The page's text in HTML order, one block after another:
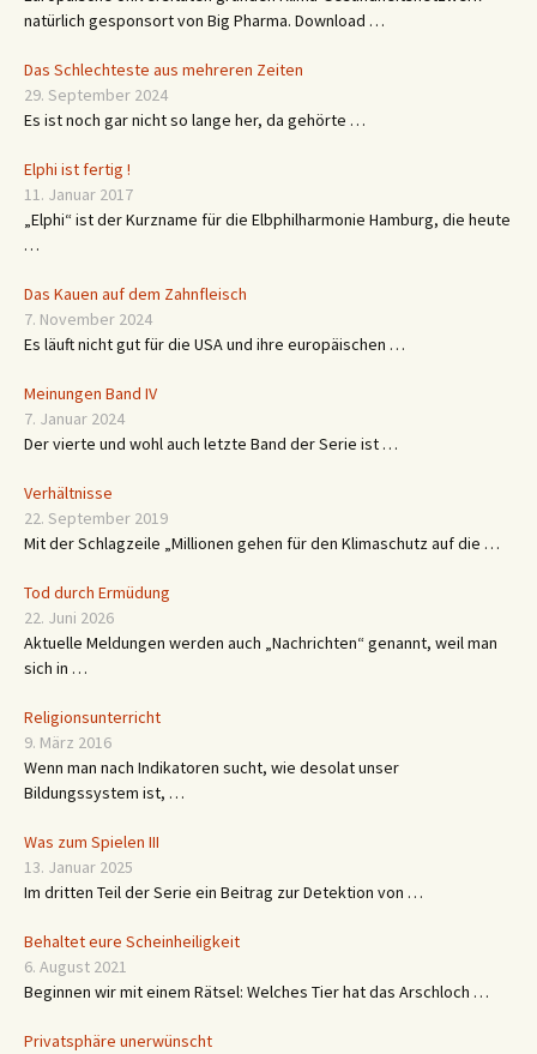
natürlich gesponsort von Big Pharma. Download …
Das Schlechteste aus mehreren Zeiten
29. September 2024
Es ist noch gar nicht so lange her, da gehörte …
Elphi ist fertig !
11. Januar 2017
„Elphi“ ist der Kurzname für die Elbphilharmonie Hamburg, die heute
…
Das Kauen auf dem Zahnfleisch
7. November 2024
Es läuft nicht gut für die USA und ihre europäischen …
Meinungen Band IV
7. Januar 2024
Der vierte und wohl auch letzte Band der Serie ist …
Verhältnisse
22. September 2019
Mit der Schlagzeile „Millionen gehen für den Klimaschutz auf die …
Tod durch Ermüdung
22. Juni 2026
Aktuelle Meldungen werden auch „Nachrichten“ genannt, weil man
sich in …
Religionsunterricht
9. März 2016
Wenn man nach Indikatoren sucht, wie desolat unser
Bildungssystem ist, …
Was zum Spielen III
13. Januar 2025
Im dritten Teil der Serie ein Beitrag zur Detektion von …
Behaltet eure Scheinheiligkeit
6. August 2021
Beginnen wir mit einem Rätsel: Welches Tier hat das Arschloch …
Privatsphäre unerwünscht